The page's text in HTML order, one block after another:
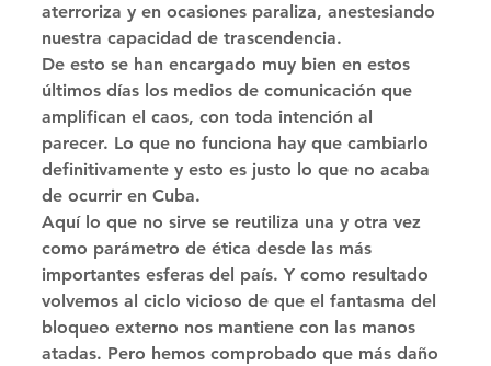
aterroriza y en ocasiones paraliza, anestesiando
nuestra capacidad de trascendencia.
De esto se han encargado muy bien en estos
últimos días los medios de comunicación que
amplifican el caos, con toda intención al
parecer. Lo que no funciona hay que cambiarlo
definitivamente y esto es justo lo que no acaba
de ocurrir en Cuba.
Aquí lo que no sirve se reutiliza una y otra vez
como parámetro de ética desde las más
importantes esferas del país. Y como resultado
volvemos al ciclo vicioso de que el fantasma del
bloqueo externo nos mantiene con las manos
atadas. Pero hemos comprobado que más daño